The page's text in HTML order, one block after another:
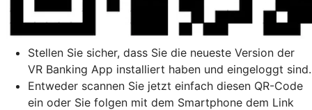
Stellen Sie sicher, dass Sie die neueste Version der
VR Banking App installiert haben und eingeloggt sind.
Entweder scannen Sie jetzt einfach diesen QR-Code
ein oder Sie folgen mit dem Smartphone dem Link